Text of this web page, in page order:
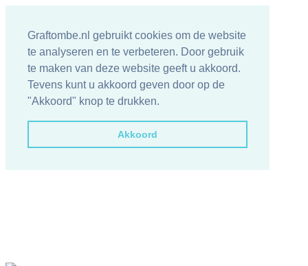
Graftombe.nl gebruikt cookies om de website
te analyseren en te verbeteren. Door gebruik
te maken van deze website geeft u akkoord.
Tevens kunt u akkoord geven door op de
"Akkoord" knop te drukken.
Akkoord